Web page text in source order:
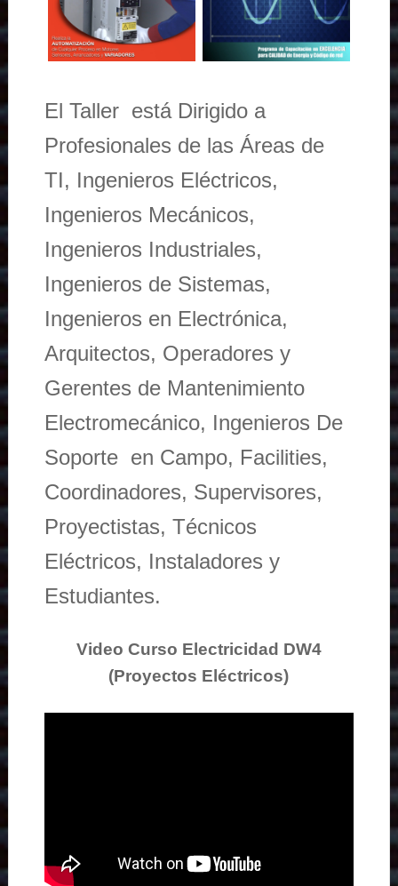
El Taller está Dirigido a
Profesionales de las Áreas de
TI, Ingenieros Eléctricos,
Ingenieros Mecánicos,
Ingenieros Industriales,
Ingenieros de Sistemas,
Ingenieros en Electrónica,
Arquitectos, Operadores y
Gerentes de Mantenimiento
Electromecánico, Ingenieros De
Soporte en Campo, Facilities,
Coordinadores, Supervisores,
Proyectistas, Técnicos
Eléctricos, Instaladores y
Estudiantes.
Video Curso Electricidad DW4
(Proyectos Eléctricos)